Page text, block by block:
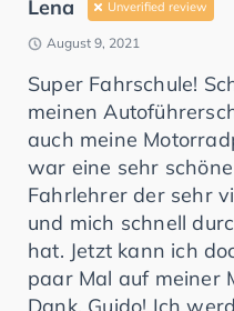
Lena Unverified review
August 9, 2021
Super Fahrschule!
meinen
auch meine
war eine sehr
Fahrlehrer der sehr
und mich schnell
hat. Jetzt kann ich
paar Mal auf meiner